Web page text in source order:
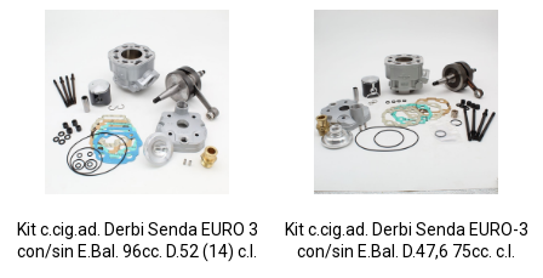
Kit c.cig.ad. Derbi Senda EURO 3
con/sin E.Bal. 96cc. D.52 (14) c.l.
Kit c.cig.ad. Derbi Senda EURO-3
con/sin E.Bal. D.47,6 75cc. c.l.